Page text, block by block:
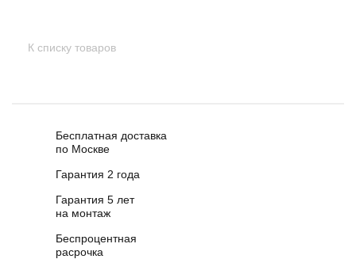
К списку товаров
Бесплатная доставка
по Москве
Гарантия 2 года
Гарантия 5 лет
на монтаж
Беспроцентная
расрочка